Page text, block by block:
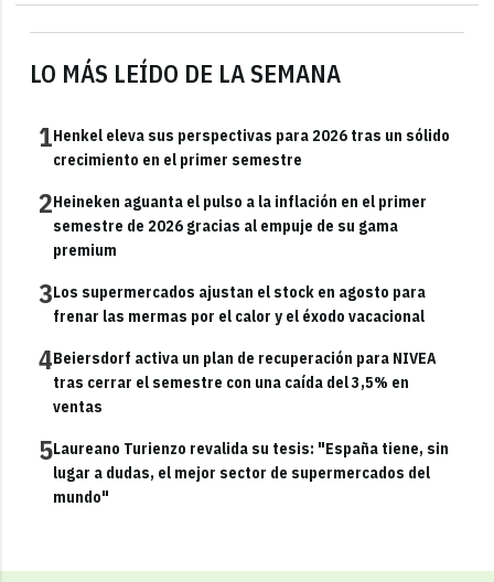
LO MÁS LEÍDO DE LA SEMANA
1Henkel eleva sus perspectivas para 2026 tras un sólido
crecimiento en el primer semestre
2Heineken aguanta el pulso a la inflación en el primer
semestre de 2026 gracias al empuje de su gama
premium
3Los supermercados ajustan el stock en agosto para
frenar las mermas por el calor y el éxodo vacacional
4Beiersdorf activa un plan de recuperación para NIVEA
tras cerrar el semestre con una caída del 3,5% en
ventas
5Laureano Turienzo revalida su tesis: "España tiene, sin
lugar a dudas, el mejor sector de supermercados del
mundo"